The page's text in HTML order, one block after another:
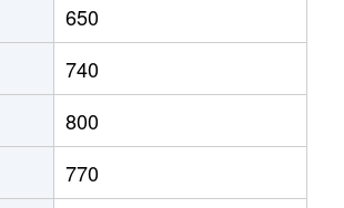
1,900万円
1,200万円
790万円
1,300万円
650
740
800
770